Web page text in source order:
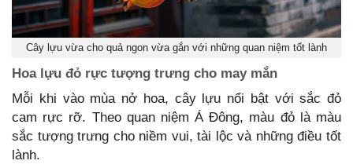
Cây lựu vừa cho quả ngon vừa gắn với những quan niệm tốt lành
Hoa lựu đỏ rực tượng trưng cho may mắn
Mỗi khi vào mùa nở hoa, cây lựu nổi bật với sắc đỏ
cam rực rỡ. Theo quan niệm Á Đông, màu đỏ là màu
sắc tượng trưng cho niềm vui, tài lộc và những điều tốt
lành.